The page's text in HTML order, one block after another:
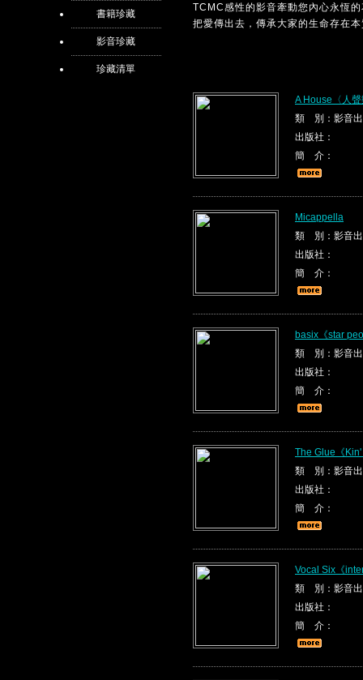
書籍珍藏
影音珍藏
珍藏清單
TCMC感性的影音牽動您內心永恆
把愛傳出去，傳承大家的生命存在
A House〈人
類 別：影音
出版社：
簡 介：
Micappella
類 別：影音
出版社：
簡 介：
basix《star
類 別：影音
出版社：
簡 介：
The Glue《
類 別：影音
出版社：
簡 介：
Vocal Six《
類 別：影音
出版社：
簡 介：